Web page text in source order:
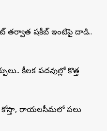
తర్వాత షకీబ్‌ ఇంటిపై దాడి..
కీలక పదవుల్లో కొత్త
కోస్తా, రాయలసీమలో పలు